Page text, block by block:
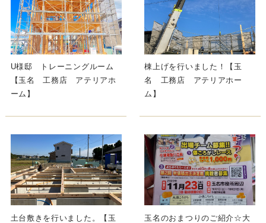
U様邸 トレーニングルーム
【玉名 工務店 アテリアホ
ーム】
棟上げを行いました！【玉
名 工務店 アテリアホー
ム】
土台敷きを行いました。【玉
玉名のおまつりのご紹介☆大